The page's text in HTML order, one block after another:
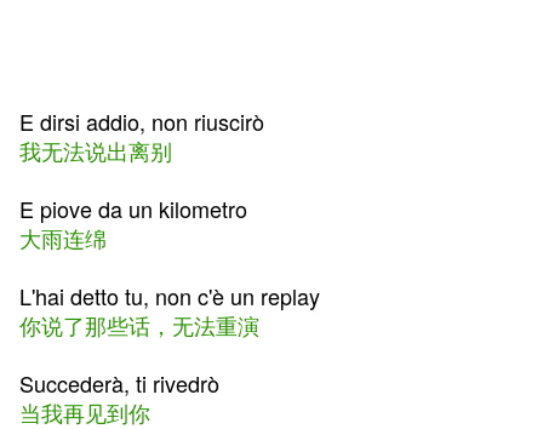
E dirsi addio, non riuscirò
我无法说出离别
E piove da un kilometro
大雨连绵
L'hai detto tu, non c'è un replay
你说了那些话，无法重演
Succederà, ti rivedrò
当我再见到你